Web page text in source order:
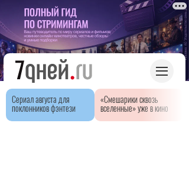
Сериал августа для
поклонников фэнтези
«Смешарики сквозь
вселенные» уже в кино